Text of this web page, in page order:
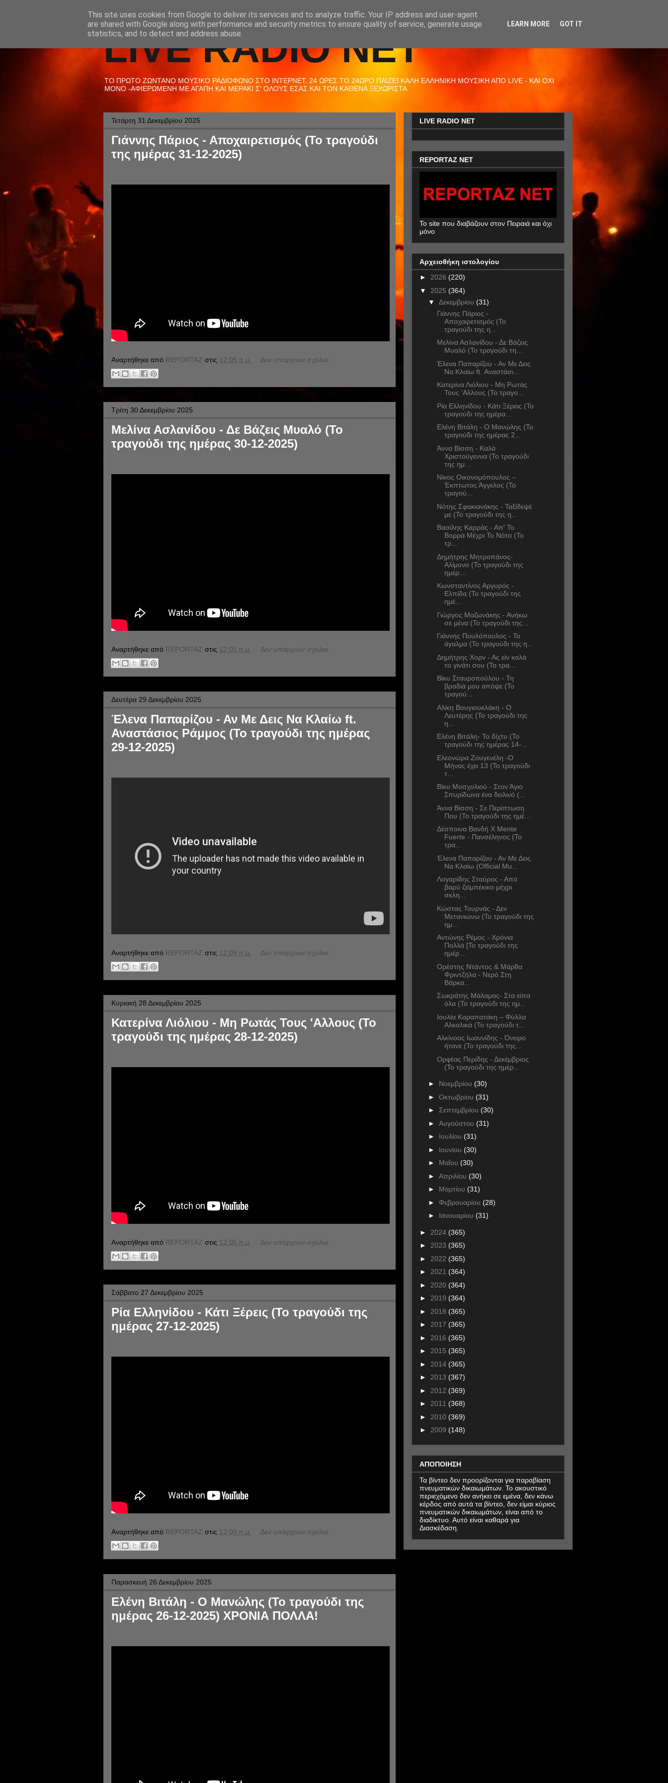
LIVE RADIO NET
ΤΟ ΠΡΩΤΟ ΖΩΝΤΑΝΟ ΜΟΥΣΙΚΟ ΡΑΔΙΟΦΩΝΟ ΣΤΟ ΙΝΤΕΡΝΕΤ. 24 ΩΡΕΣ ΤΟ 24ΩΡΟ ΠΑΙΖΕΙ ΚΑΛΗ ΕΛΛΗΝΙΚΗ ΜΟΥΣΙΚΗ ΑΠΟ LIVE - ΚΑΙ ΟΧΙ
ΜΟΝΟ -ΑΦΙΕΡΩΜΕΝΗ ΜΕ ΑΓΑΠΗ ΚΑΙ ΜΕΡΑΚΙ Σ' ΟΛΟΥΣ ΕΣΑΣ ΚΑΙ ΤΟΝ ΚΑΘΕΝΑ ΞΕΧΩΡΙΣΤΑ.
Τετάρτη 31 Δεκεμβρίου 2025
Γιάννης Πάριος - Αποχαιρετισμός (Το τραγούδι
της ημέρας 31-12-2025)
Αναρτήθηκε από REPORTAZ στις 12:05 π.μ. Δεν υπάρχουν σχόλια:
Τρίτη 30 Δεκεμβρίου 2025
Μελίνα Ασλανίδου - Δε Βάζεις Μυαλό (Το
τραγούδι της ημέρας 30-12-2025)
Αναρτήθηκε από REPORTAZ στις 12:05 π.μ. Δεν υπάρχουν σχόλια:
Δευτέρα 29 Δεκεμβρίου 2025
Έλενα Παπαρίζου - Αν Με Δεις Να Κλαίω ft.
Αναστάσιος Ράμμος (Το τραγούδι της ημέρας
29-12-2025)
Αναρτήθηκε από REPORTAZ στις 12:05 π.μ. Δεν υπάρχουν σχόλια:
Κυριακή 28 Δεκεμβρίου 2025
Κατερίνα Λιόλιου - Μη Ρωτάς Τους 'Αλλους (Το
τραγούδι της ημέρας 28-12-2025)
Αναρτήθηκε από REPORTAZ στις 12:05 π.μ. Δεν υπάρχουν σχόλια:
Σάββατο 27 Δεκεμβρίου 2025
Ρία Ελληνίδου - Κάτι Ξέρεις (Το τραγούδι της
ημέρας 27-12-2025)
Αναρτήθηκε από REPORTAZ στις 12:05 π.μ. Δεν υπάρχουν σχόλια:
Παρασκευή 26 Δεκεμβρίου 2025
Eλένη Βιτάλη - Ο Μανώλης (Το τραγούδι της
ημέρας 26-12-2025) ΧΡΟΝΙΑ ΠΟΛΛΑ!
LIVE RADIO NET
REPORTAZ NET
To site που διαβάζουν στον Πειραιά και όχι
μόνο
Αρχειοθήκη ιστολογίου
► 2026 (220)
▼ 2025 (364)
▼ Δεκεμβρίου (31)
Γιάννης Πάριος -
Αποχαιρετισμός (Το
τραγούδι της η...
Μελίνα Ασλανίδου - Δε Βάζεις
Μυαλό (Το τραγούδι τη...
Έλενα Παπαρίζου - Αν Με Δεις
Να Κλαίω ft. Αναστάσι...
Κατερίνα Λιόλιου - Μη Ρωτάς
Τους 'Αλλους (Το τραγο...
Ρία Ελληνίδου - Κάτι Ξέρεις (Το
τραγούδι της ημέρα...
Eλένη Βιτάλη - Ο Μανώλης (Το
τραγούδι της ημέρας 2...
Άννα Βίσση - Καλά
Χριστούγεννα (Το τραγούδι
της ημ...
Νίκος Οικονομόπουλος –
Έκπτωτος Άγγελος (Το
τραγού...
Νότης Σφακιανάκης - Ταξίδεψέ
με (Το τραγούδι της η...
Βασίλης Καρράς - Απ' Το
Βορρά Μέχρι Το Νότο (Το
τρ...
Δημήτρης Μητροπάνος-
Αλίμονο (Το τραγούδι της
ημέρ...
Κωνσταντίνος Αργυρός -
Ελπίδα (Το τραγούδι της
ημέ...
Γιώργος Μαζωνάκης - Ανήκω
σε μένα (Το τραγούδι της...
Γιάννης Πουλόπουλος - Το
άγαλμα (Το τραγούδι της η...
Δημήτρης Χορν - Ας είν καλά
το γινάτι σου (Το τρα...
Βίκυ Σταυροπούλου - Τη
βραδιά μου απόψε (Το
τραγού...
Αλίκη Βουγιουκλάκη - Ο
Λευτέρης (Το τραγούδι της
η...
Ελένη Βιτάλη- Το δίχτυ (Το
τραγούδι της ημέρας 14-...
Ελεονώρα Ζουγενέλη -Ο
Μήνας έχει 13 (Το τραγούδι
τ...
Βίκυ Μοσχολιού - Στον Άγιο
Σπυρίδωνα ένα δειλινό (...
Άννα Βίσση - Σε Περίπτωση
Που (Το τραγούδι της ημέ...
Δέσποινα Βανδή Χ Mente
Fuerte - Πανσέληνος (Το
τρα...
Έλενα Παπαρίζου - Αν Με Δεις
Να Κλαίω (Official Mu...
Λογαρίδης Σταύρος - Από
βαρύ ζεϊμπέκικο μέχρι
σκλη...
Κώστας Τουρνάς - Δεν
Μετανιώνω (Το τραγούδι της
ημ...
Αντώνης Ρέμος - Χρόνια
Πολλά [Το τραγούδι της
ημέρ...
Ορέστης Ντάντος & Μάρθα
Φριντζήλα - Νερό Στη
Βάρκα...
Σωκράτης Μάλαμας- Στα είπα
όλα (Το τραγούδι της ημ...
Ιουλία Καραπατάκη – Φύλλα
Αλκαλικά (Το τραγούδι τ...
Αλκίνοος Ιωαννίδης - Όνειρο
ήτανε (Το τραγούδι της...
Ορφέας Περίδης - Δεκέμβριος
(Το τραγούδι της ημέρ...
► Νοεμβρίου (30)
► Οκτωβρίου (31)
► Σεπτεμβρίου (30)
► Αυγούστου (31)
► Ιουλίου (31)
► Ιουνίου (30)
► Μαΐου (30)
► Απριλίου (30)
► Μαρτίου (31)
► Φεβρουαρίου (28)
► Ιανουαρίου (31)
► 2024 (365)
► 2023 (365)
► 2022 (365)
► 2021 (364)
► 2020 (364)
► 2019 (364)
► 2018 (365)
► 2017 (365)
► 2016 (365)
► 2015 (365)
► 2014 (365)
► 2013 (367)
► 2012 (369)
► 2011 (368)
► 2010 (369)
► 2009 (148)
ΑΠΟΠΟΙΗΣΗ
Τα βίντεο δεν προορίζονται για παραβίαση
πνευματικών δικαιωμάτων. Το ακουστικό
περιεχόμενο δεν ανήκει σε εμένα, δεν κάνω
κέρδος από αυτά τα βίντεο, δεν είμαι κύριος
πνευματικών δικαιωμάτων, είναι από το
διαδίκτυο. Αυτό είναι καθαρά για
Διασκέδαση.
This site uses cookies from Google to deliver its services and to analyze traffic. Your IP address and user-agent
are shared with Google along with performance and security metrics to ensure quality of service, generate usage
statistics, and to detect and address abuse.
LEARN MORE GOT IT